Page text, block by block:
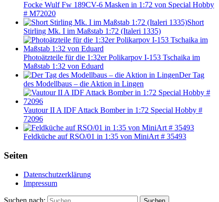
Focke Wulf Fw 189CV-6 Masken in 1:72 von Special Hobby
# M72020
Short
Stirling Mk. I im Maßstab 1:72 (Italeri 1335)
Photoätzteile für die 1:32er Polikarpov I-153 Tschaika im
Maßstab 1:32 von Eduard
Der Tag
des Modellbaus – die Aktion in Lingen
Vautour II A IDF Attack Bomber in 1:72 Special Hobby #
72096
Feldküche auf RSO/01 in 1:35 von MiniArt # 35493
Seiten
Datenschutzerklärung
Impressum
Suchen nach: